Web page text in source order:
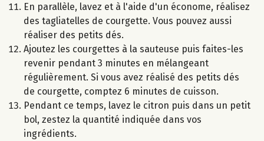
En parallèle, lavez et à l'aide d'un économe, réalisez
des tagliatelles de courgette. Vous pouvez aussi
réaliser des petits dés.
Ajoutez les courgettes à la sauteuse puis faites-les
revenir pendant 3 minutes en mélangeant
régulièrement. Si vous avez réalisé des petits dés
de courgette, comptez 6 minutes de cuisson.
Pendant ce temps, lavez le citron puis dans un petit
bol, zestez la quantité indiquée dans vos
ingrédients.